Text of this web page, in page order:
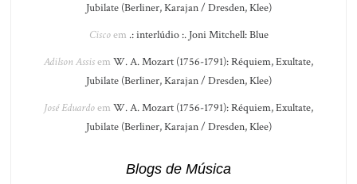
Jubilate (Berliner, Karajan / Dresden, Klee)
Ciscoem .: interlúdio :. Joni Mitchell: Blue
Adilson Assisem W. A. Mozart (1756-1791): Réquiem, Exultate,
Jubilate (Berliner, Karajan / Dresden, Klee)
José Eduardoem W. A. Mozart (1756-1791): Réquiem, Exultate,
Jubilate (Berliner, Karajan / Dresden, Klee)
Blogs de Música